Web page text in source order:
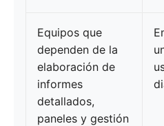
Equipos que
dependen de la
elaboración de
informes
detallados,
paneles y gestión